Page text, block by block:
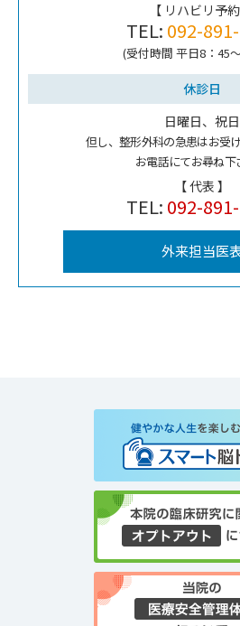
【 リハビリ予約
TEL: 092-
(受付時間 平日8：45
休診日
日曜日、祝日
但し、整形外科の急患はお受
お電話にてお尋ね下
【 代表 】
TEL: 092-
外来担当医